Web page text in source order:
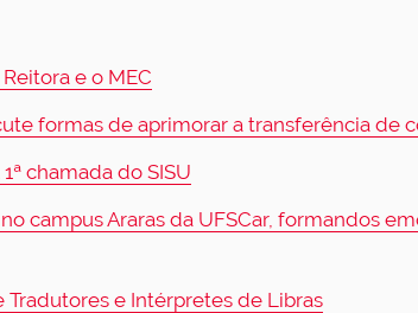
e o MEC
formas de aprimorar a transferência de
chamada do SISU
campus Araras da UFSCar, formandos
e Intérpretes de Libras